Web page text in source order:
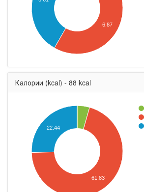
6.87
Калории (kcal) - 88 kcal
22.44
61.83